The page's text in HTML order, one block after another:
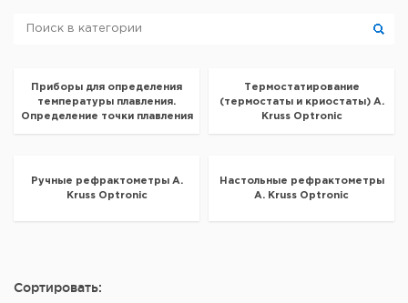
Приборы для определения
температуры плавления.
Определение точки плавления
Термостатирование
(термостаты и криостаты) A.
Kruss Optronic
Ручные рефрактометры A.
Kruss Optronic
Настольные рефрактометры
A. Kruss Optronic
Сортировать: